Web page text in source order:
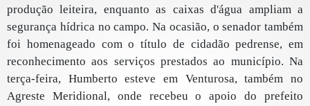
produção leiteira, enquanto as caixas d'água ampliam a
segurança hídrica no campo. Na ocasião, o senador também
foi homenageado com o título de cidadão pedrense, em
reconhecimento aos serviços prestados ao município. Na
terça-feira, Humberto esteve em Venturosa, também no
Agreste Meridional, onde recebeu o apoio do prefeito